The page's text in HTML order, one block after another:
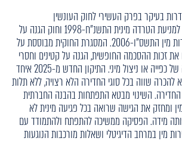
בעיקר בפרק העשירי לחוק העונשין
התשל"ז-1977, לצד חוק למניעת הטרדה מינית התשנ"ח-1998 וחוק הגנה על
הציבור מפני ביצוע עבירות מין התשס"ו-2006. המסגרת החוקית מבוססת על
את זכות ההסכמה החופשית, הגנה על קטינים וחסרי
ישע, ואיסור על כל צורה של כפייה או ניצול מיני. התיקון החדש מ-2025 איחד
להכרה שווה בכל סוגי החדירה הלא רצויה, ללא תלות
השינוי מבטא התפתחות בהבנה החברתית
ומחזק את הגישה שרואה בכל פגיעה מינית לא
מידה. הפסיקה ממשיכה להתפתח ולהתמודד עם
מין במרחב הדיגיטלי ושאלות מורכבות הנוגעות